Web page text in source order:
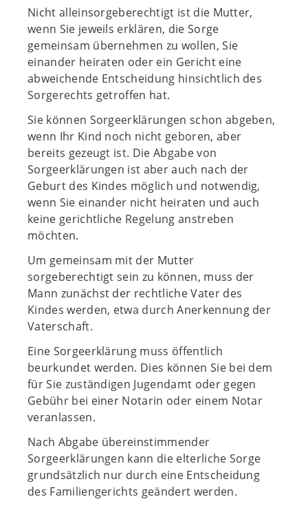
Nicht alleinsorgeberechtigt ist die Mutter,
wenn Sie jeweils erklären, die Sorge
gemeinsam übernehmen zu wollen, Sie
einander heiraten oder ein Gericht eine
abweichende Entscheidung hinsichtlich des
Sorgerechts getroffen hat.
Sie können Sorgeerklärungen schon abgeben,
wenn Ihr Kind noch nicht geboren, aber
bereits gezeugt ist. Die Abgabe von
Sorgeerklärungen ist aber auch nach der
Geburt des Kindes möglich und notwendig,
wenn Sie einander nicht heiraten und auch
keine gerichtliche Regelung anstreben
möchten.
Um gemeinsam mit der Mutter
sorgeberechtigt sein zu können, muss der
Mann zunächst der rechtliche Vater des
Kindes werden, etwa durch Anerkennung der
Vaterschaft.
Eine Sorgeerklärung muss öffentlich
beurkundet werden. Dies können Sie bei dem
für Sie zuständigen Jugendamt oder gegen
Gebühr bei einer Notarin oder einem Notar
veranlassen.
Nach Abgabe übereinstimmender
Sorgeerklärungen kann die elterliche Sorge
grundsätzlich nur durch eine Entscheidung
des Familiengerichts geändert werden.